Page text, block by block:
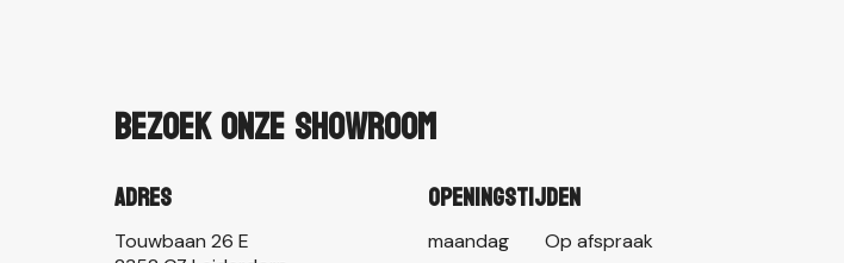
Bezoek onze showroom
Adres
Touwbaan 26 E
Openingstijden
maandag
Op afspraak